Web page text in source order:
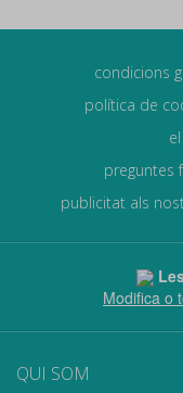
condicions
política de
preguntes
publicitat als
Modifica o
QUI SOM